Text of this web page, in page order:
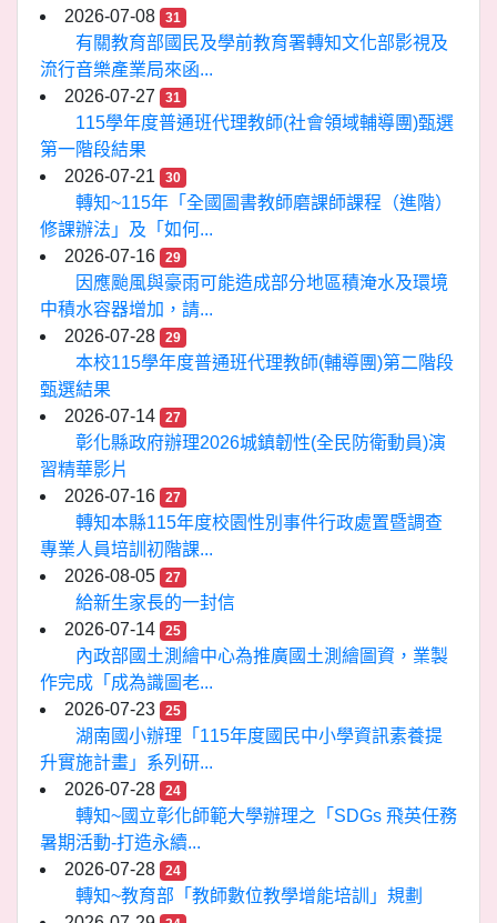
2026-07-08
31
有關教育部國民及學前教育署轉知文化部影視及
流行音樂產業局來函...
2026-07-27
31
115學年度普通班代理教師(社會領域輔導團)甄選
第一階段結果
2026-07-21
30
轉知~115年「全國圖書教師磨課師課程（進階）
修課辦法」及「如何...
2026-07-16
29
因應颱風與豪雨可能造成部分地區積淹水及環境
中積水容器增加，請...
2026-07-28
29
本校115學年度普通班代理教師(輔導團)第二階段
甄選結果
2026-07-14
27
彰化縣政府辦理2026城鎮韌性(全民防衛動員)演
習精華影片
2026-07-16
27
轉知本縣115年度校園性別事件行政處置暨調查
專業人員培訓初階課...
2026-08-05
27
給新生家長的一封信
2026-07-14
25
內政部國土測繪中心為推廣國土測繪圖資，業製
作完成「成為識圖老...
2026-07-23
25
湖南國小辦理「115年度國民中小學資訊素養提
升實施計畫」系列研...
2026-07-28
24
轉知~國立彰化師範大學辦理之「SDGs 飛英任務
暑期活動-打造永續...
2026-07-28
24
轉知~教育部「教師數位教學增能培訓」規劃